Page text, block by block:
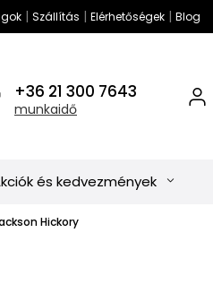
| Szállítás | Elérhetőségek| Blog
+36 21 300 7643
munkaidő
és kedvezmények
Hickory